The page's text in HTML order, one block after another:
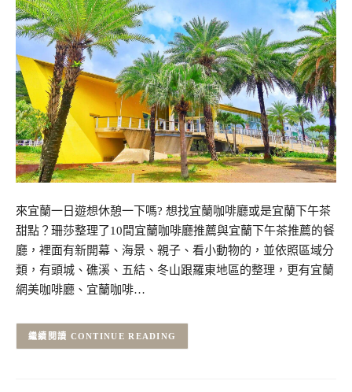
來宜蘭一日遊想休憩一下嗎? 想找宜蘭咖啡廳或是宜蘭下午茶
甜點？珊莎整理了10間宜蘭咖啡廳推薦與宜蘭下午茶推薦的餐
廳，裡面有新開幕、海景、親子、看小動物的，並依照區域分
類，有頭城、礁溪、五結、冬山跟羅東地區的整理，更有宜蘭
網美咖啡廳、宜蘭咖啡…
CONTINUE READING